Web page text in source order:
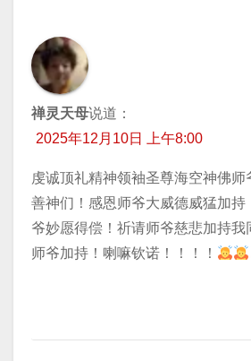
禅灵天母说道：
2025年12月10日 上午8:00
虔诚顶礼精神领袖圣尊海空神佛师
善神们！感恩师爷大威德威猛加持
爷妙愿得偿！祈请师爷慈悲加持我
师爷加持！喇嘛钦诺！！！！